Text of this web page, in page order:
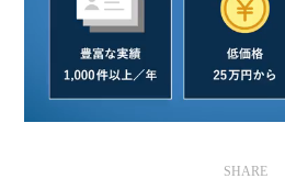
SHARE